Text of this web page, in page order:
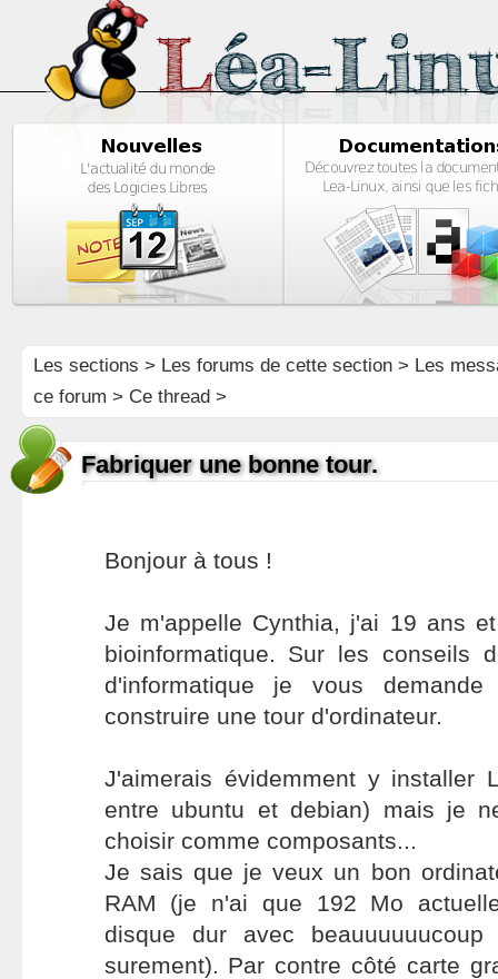
Les sections > Les forums de cette section> Les
ce forum > Ce thread >
Fabriquer une bonne tour.
Bonjour à tous !
Je m'appelle Cynthia, j'ai 19 ans
bioinformatique. Sur les conseils
d'informatique je vous
construire une tour d'ordinateur.
J'aimerais évidemment y installer
entre ubuntu et debian) mais je
choisir comme composants...
Je sais que je veux un bon
RAM (je n'ai que 192 Mo
disque dur avec
surement). Par contre côté carte